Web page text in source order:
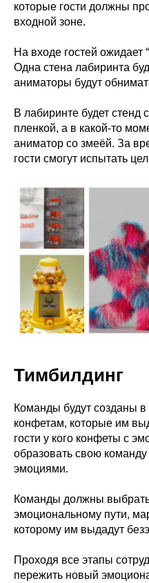
которые гости должны
входной зоне.
На входе гостей ожидает
Одна стена лабиринта
аниматоры будут
В лабиринте будет стенд
пленкой, а в какой-то
аниматор со змеёй. За
гости смогут испытать
Тимбилдинг
Команды будут созданы
конфетам, которые им
гости у кого конфеты с
образовать свою
эмоциями.
Команды должны
эмоциональному пути,
которому им выдадут
Проходя все этапы
пережить новый